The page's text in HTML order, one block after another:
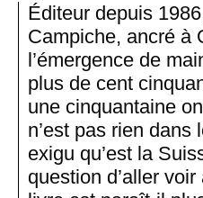
Éditeur depuis
Campiche, ancré à
l’émergence de
plus de cent
une cinquantaine
n’est pas rien dans
exigu qu’est la
question d’aller